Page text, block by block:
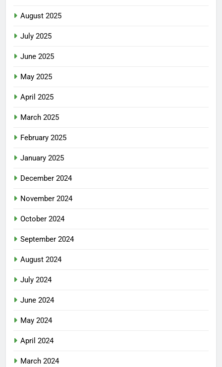
August 2025
July 2025
June 2025
May 2025
April 2025
March 2025
February 2025
January 2025
December 2024
November 2024
October 2024
September 2024
August 2024
July 2024
June 2024
May 2024
April 2024
March 2024